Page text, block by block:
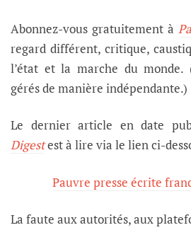
Abonnez-vous gratuitement à
regard différent, critique,
l’état et la marche du monde.
gérés de manière indépendante.)
Le dernier article en date
Digestest à lire via le lien ci-
Pauvre presse écrite
La faute aux autorités, aux